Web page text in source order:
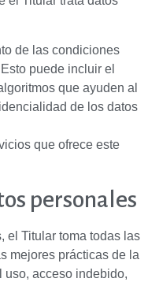
de las condiciones
puede incluir el
que ayuden al
de los datos
que ofrece este
personales
el Titular toma todas las
mejores prácticas de la
uso, acceso indebido,